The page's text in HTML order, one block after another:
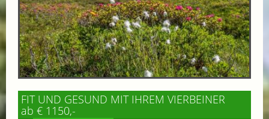
FIT UND GESUND MIT IHREM VIERBEINER
ab € 1150,-